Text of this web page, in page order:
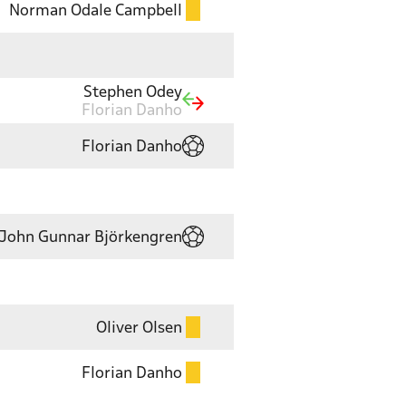
Norman Odale Campbell
Stephen Odey
Florian Danho
Florian Danho
John Gunnar Björkengren
Oliver Olsen
Florian Danho